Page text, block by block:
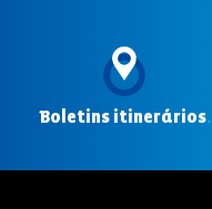
Boletins itinerários.